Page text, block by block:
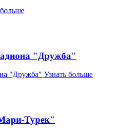
"Дружба"
"Дружба" Узнать больше
Турек"